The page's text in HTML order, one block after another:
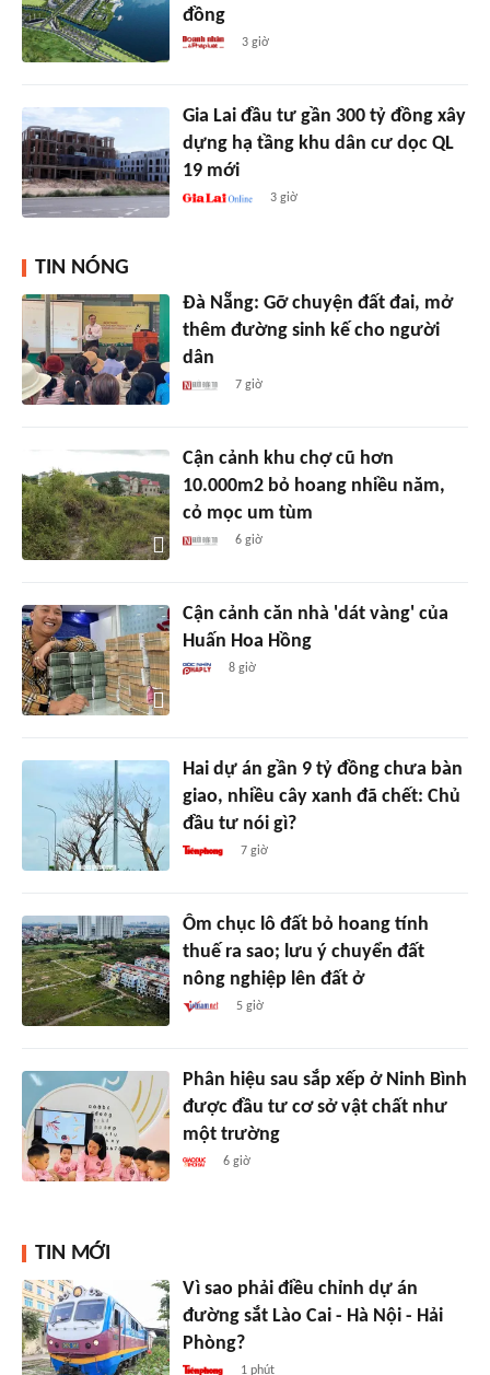
đồng
3 giờ
Gia Lai đầu tư gần 300 tỷ đồng xây
dựng hạ tầng khu dân cư dọc QL
19 mới
3 giờ
TIN NÓNG
Đà Nẵng: Gỡ chuyện đất đai, mở
thêm đường sinh kế cho người
dân
7 giờ
Cận cảnh khu chợ cũ hơn
10.000m2 bỏ hoang nhiều năm,
cỏ mọc um tùm
6 giờ
Cận cảnh căn nhà 'dát vàng' của
Huấn Hoa Hồng
8 giờ
Hai dự án gần 9 tỷ đồng chưa bàn
giao, nhiều cây xanh đã chết: Chủ
đầu tư nói gì?
7 giờ
Ôm chục lô đất bỏ hoang tính
thuế ra sao; lưu ý chuyển đất
nông nghiệp lên đất ở
5 giờ
Phân hiệu sau sắp xếp ở Ninh Bình
được đầu tư cơ sở vật chất như
một trường
6 giờ
TIN MỚI
Vì sao phải điều chỉnh dự án
đường sắt Lào Cai - Hà Nội - Hải
Phòng?
1 phút